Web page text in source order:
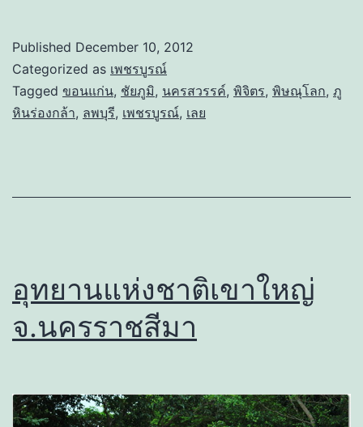
Published December 10, 2012
Categorized as เพชรบูรณ์
Tagged ขอนแก่น, ชัยภูมิ, นครสวรรค์, พิจิตร, พิษณุโลก, ภู
หินร่องกล้า, ลพบุรี, เพชรบูรณ์, เลย
อุทยานแห่งชาติเขาใหญ่
จ.นครราชสีมา